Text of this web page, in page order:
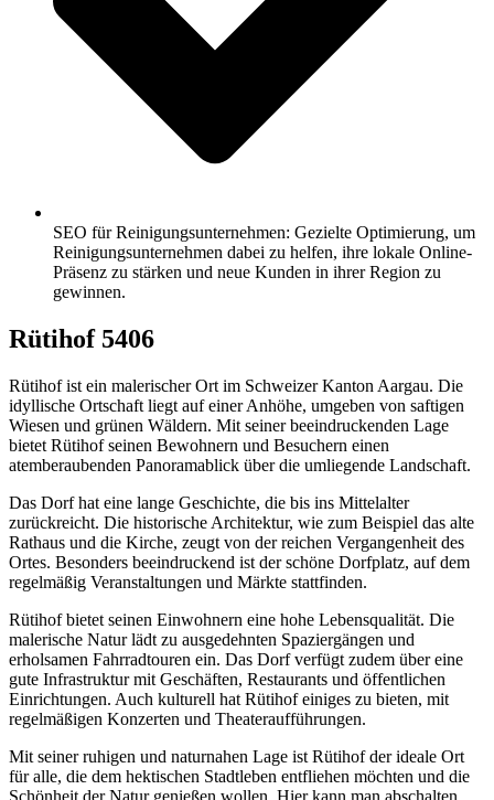
SEO für Reinigungsunternehmen: Gezielte Optimierung, um
Reinigungsunternehmen dabei zu helfen, ihre lokale Online-
Präsenz zu stärken und neue Kunden in ihrer Region zu
gewinnen.
Rütihof 5406
Rütihof ist ein malerischer Ort im Schweizer Kanton Aargau. Die
idyllische Ortschaft liegt auf einer Anhöhe, umgeben von saftigen
Wiesen und grünen Wäldern. Mit seiner beeindruckenden Lage
bietet Rütihof seinen Bewohnern und Besuchern einen
atemberaubenden Panoramablick über die umliegende Landschaft.
Das Dorf hat eine lange Geschichte, die bis ins Mittelalter
zurückreicht. Die historische Architektur, wie zum Beispiel das alte
Rathaus und die Kirche, zeugt von der reichen Vergangenheit des
Ortes. Besonders beeindruckend ist der schöne Dorfplatz, auf dem
regelmäßig Veranstaltungen und Märkte stattfinden.
Rütihof bietet seinen Einwohnern eine hohe Lebensqualität. Die
malerische Natur lädt zu ausgedehnten Spaziergängen und
erholsamen Fahrradtouren ein. Das Dorf verfügt zudem über eine
gute Infrastruktur mit Geschäften, Restaurants und öffentlichen
Einrichtungen. Auch kulturell hat Rütihof einiges zu bieten, mit
regelmäßigen Konzerten und Theateraufführungen.
Mit seiner ruhigen und naturnahen Lage ist Rütihof der ideale Ort
für alle, die dem hektischen Stadtleben entfliehen möchten und die
Schönheit der Natur genießen wollen. Hier kann man abschalten,